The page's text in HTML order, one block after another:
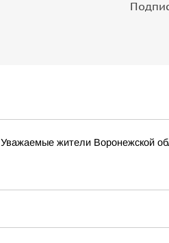
жители Воронежской